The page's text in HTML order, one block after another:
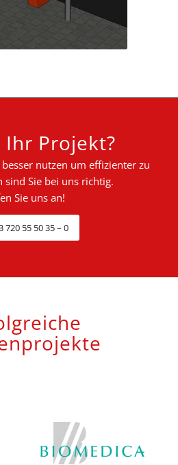
Ihr Projekt?
nutzen um effizienter zu
sind Sie bei uns richtig.
Sie uns an!
720 55 50 35 – 0